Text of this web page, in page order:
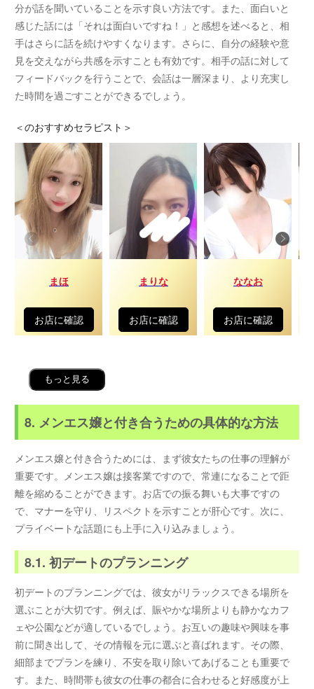
分が話を聞いていることを示す良い方法です。また、面白いと
感じた話には「それは面白いですね！」と感想を述べると、相
手はさらに話を続けやすくなります。さらに、自分の経験や意
見を交えながら共感を示すことも有効です。相手の話に対して
フィードバックを行うことで、会話は一層深まり、より充実し
た時間を過ごすことができるでしょう。
＜のおすすめセラピスト＞
まほ
お店に確認
まりな
お店に確認
ななお
お店に確認
もっと見る
8. メンエス嬢と付き合うための具体的な方法
メンエス嬢と付き合うためには、まず彼女たちの仕事の理解が
重要です。メンエス嬢は接客業ですので、常連になることで距
離を縮めることができます。お店での振る舞いも大事ですの
で、マナーを守り、リスペクトを示すことが肝心です。次に、
プライベートな話題にも上手に入り込みましょう。
8.1. 初デートのプランニング
初デートのプランニングでは、彼女がリラックスできる場所を
選ぶことが大切です。例えば、賑やかな場所よりも静かなカフ
ェや公園などが適しているでしょう。お互いの趣味や興味を事
前に聞き出して、その情報を元に選ぶと喜ばれます。その際、
細部までプランを練り、不安を取り除いてあげることも重要で
す。また、時間帯も彼女の仕事の都合に合わせると好感度が上